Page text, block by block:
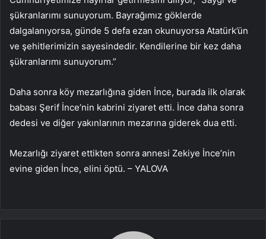
şükranlarımı sunuyorum. Bayrağımız göklerde
dalgalanıyorsa, günde 5 defa ezan okunuyorsa Atatürk’ün
ve şehitlerimizin sayesindedir. Kendilerine bir kez daha
şükranlarımı sunuyorum.”
Daha sonra köy mezarlığına giden İnce, burada ilk olarak
babası Şerif İnce’nin kabrini ziyaret etti. İnce daha sonra
dedesi ve diğer yakınlarının mezarına giderek dua etti.
Mezarlığı ziyaret ettikten sonra annesi Zekiye İnce’nin
evine giden İnce, elini öptü. – YALOVA